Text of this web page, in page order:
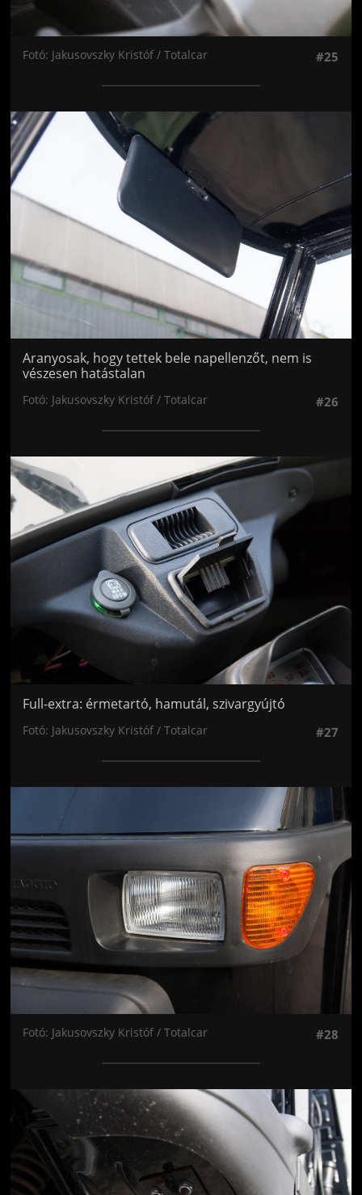
Fotó: Jakusovszky Kristóf / Totalcar #25
Jön még kép!
Aranyosak, hogy tettek bele napellenzőt, nem is
vészesen hatástalan
Fotó: Jakusovszky Kristóf / Totalcar #26
Jön még kép!
Full-extra: érmetartó, hamutál, szivargyújtó
Fotó: Jakusovszky Kristóf / Totalcar #27
Fotó: Jakusovszky Kristóf / Totalcar #28
Jön még kép!